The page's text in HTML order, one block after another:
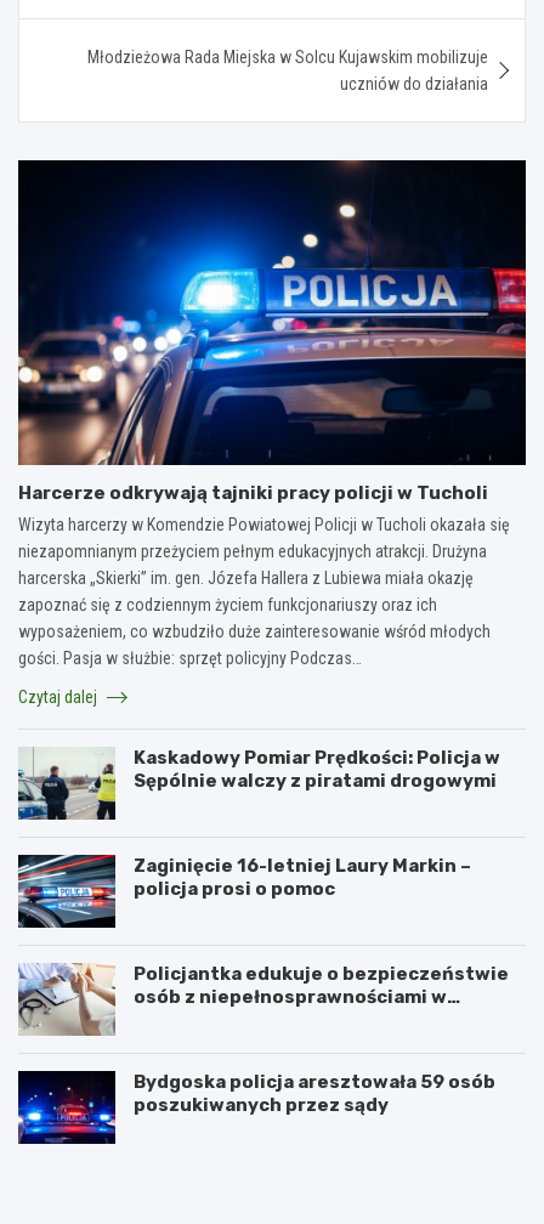
Młodzieżowa Rada Miejska w Solcu Kujawskim mobilizuje
uczniów do działania
Harcerze odkrywają tajniki pracy policji w Tucholi
Wizyta harcerzy w Komendzie Powiatowej Policji w Tucholi okazała się
niezapomnianym przeżyciem pełnym edukacyjnych atrakcji. Drużyna
harcerska „Skierki” im. gen. Józefa Hallera z Lubiewa miała okazję
zapoznać się z codziennym życiem funkcjonariuszy oraz ich
wyposażeniem, co wzbudziło duże zainteresowanie wśród młodych
gości. Pasja w służbie: sprzęt policyjny Podczas…
Czytaj dalej
Kaskadowy Pomiar Prędkości: Policja w
Sępólnie walczy z piratami drogowymi
Zaginięcie 16-letniej Laury Markin –
policja prosi o pomoc
Policjantka edukuje o bezpieczeństwie
osób z niepełnosprawnościami w
Bydgoska policja aresztowała 59 osób
poszukiwanych przez sądy